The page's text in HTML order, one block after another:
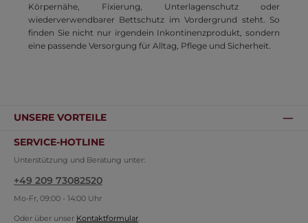
Körpernähe, Fixierung, Unterlagenschutz oder
wiederverwendbarer Bettschutz im Vordergrund steht. So
finden Sie nicht nur irgendein Inkontinenzprodukt, sondern
eine passende Versorgung für Alltag, Pflege und Sicherheit.
SERVICE-HOTLINE
Unterstützung und Beratung unter:
+49 209 73082520
Mo-Fr, 09:00 - 14:00 Uhr
Oder über unser Kontaktformular
UNSERE VORTEILE